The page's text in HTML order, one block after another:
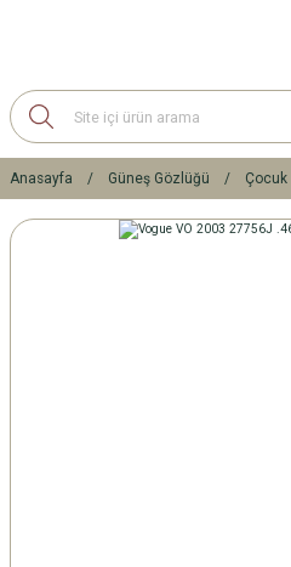
Anasayfa Güneş Gözlüğü Çocuk